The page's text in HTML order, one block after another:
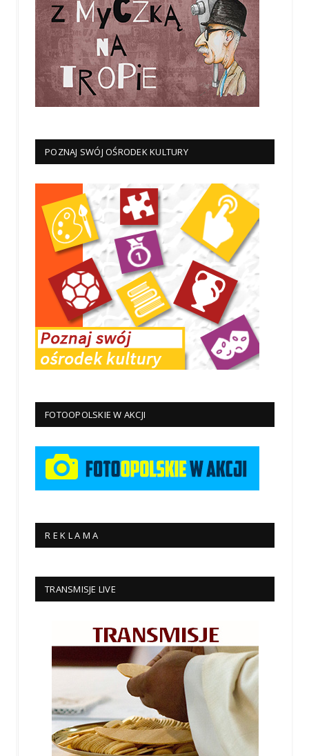
POZNAJ SWÓJ OŚRODEK KULTURY
FOTOOPOLSKIE W AKCJI
R E K L A M A
TRANSMISJE LIVE